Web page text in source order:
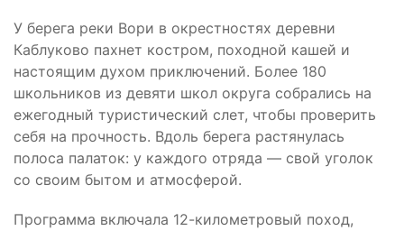
У берега реки Вори в окрестностях деревни
Каблуково пахнет костром, походной кашей и
настоящим духом приключений. Более 180
школьников из девяти школ округа собрались на
ежегодный туристический слет, чтобы проверить
себя на прочность. Вдоль берега растянулась
полоса палаток: у каждого отряда — свой уголок
со своим бытом и атмосферой.
Программа включала 12-километровый поход,